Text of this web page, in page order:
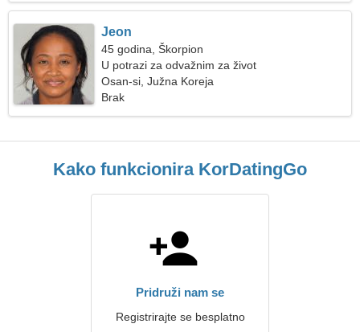
Jeon
45 godina, Škorpion
U potrazi za odvažnim za život
Osan-si, Južna Koreja
Brak
Kako funkcionira KorDatingGo
Pridruži nam se
Registrirajte se besplatno